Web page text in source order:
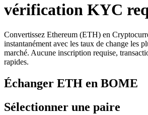
vérification KYC
Convertissez Ethereum (ETH) en
instantanément avec les taux de change les
marché. Aucune inscription requise,
rapides.
Échanger ETH en BOME
Sélectionner une paire